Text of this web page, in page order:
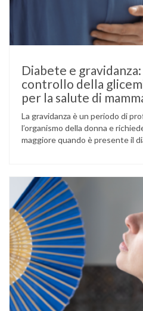
Diabete e
controllo della
per la salute di
La gravidanza è un periodo di
l’organismo della donna e
maggiore quando è presente il
volta durante la gestazione
mantenere …